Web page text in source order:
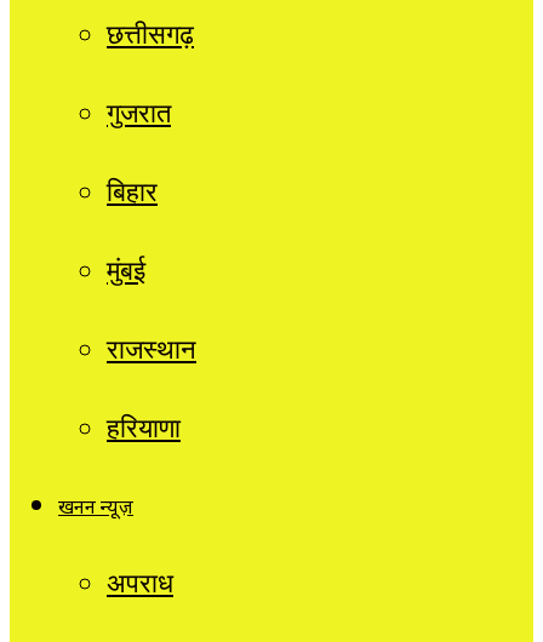
छत्तीसगढ़
गुजरात
बिहार
मुंबई
राजस्थान
हरियाणा
खनन न्यूज़
अपराध